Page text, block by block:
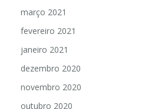
março 2021
fevereiro 2021
janeiro 2021
dezembro 2020
novembro 2020
outubro 2020